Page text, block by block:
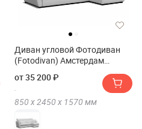
Диван угловой Фотодиван
(Fotodivan) Амстердам
от 35 200 ₽
850 х 2450 х 1570 мм